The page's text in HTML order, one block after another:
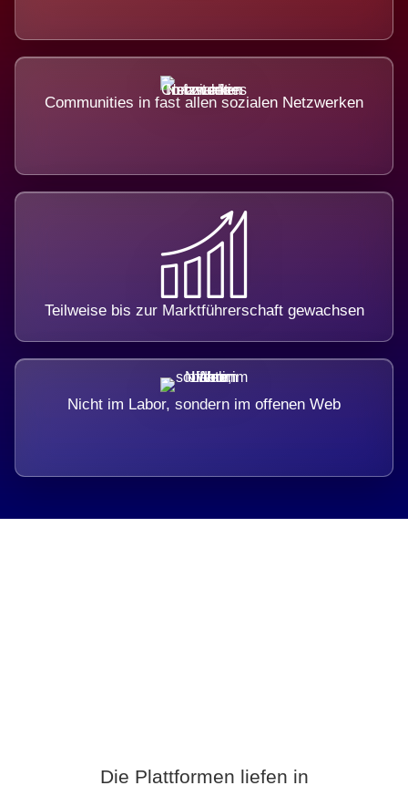
Communities in fast allen sozialen Netzwerken
Teilweise bis zur Marktführerschaft gewachsen
Nicht im Labor, sondern im offenen Web
Die Plattformen liefen in